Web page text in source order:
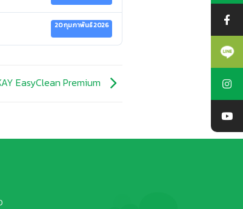
20 กุมภาพันธ์ 2026
EasyClean Premium